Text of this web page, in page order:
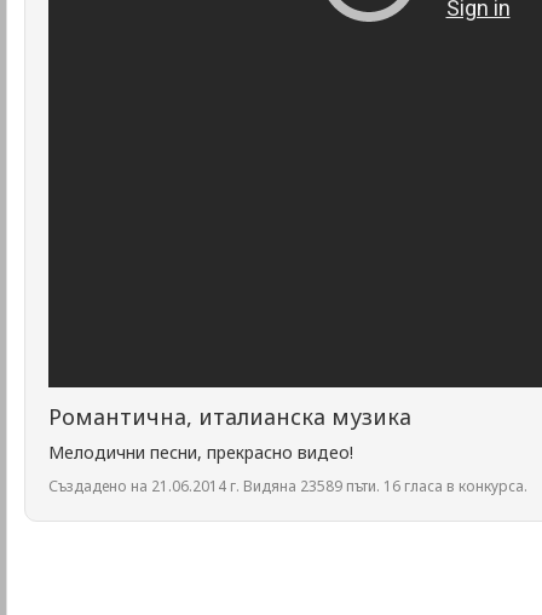
Романтична, италианска музика
Мелодични песни, прекрасно видео!
Създадено на 21.06.2014 г. Видяна 23589 пъти. 16 гласа в конкурса.